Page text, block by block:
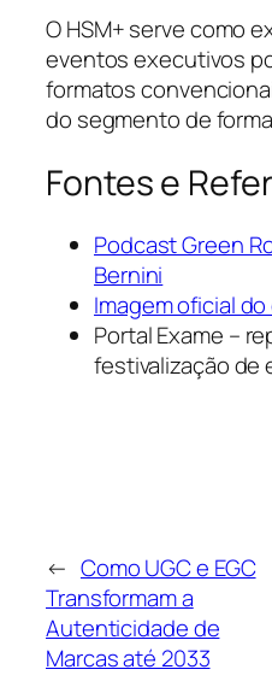
O HSM+ serve como
eventos executivos
formatos
do segmento de
Fontes e
Podcast Green
Bernini
Imagem oficial
Portal Exame –
festivalização de
← Como UGC e EGC
Transformam a
Autenticidade de
Marcas até 2033